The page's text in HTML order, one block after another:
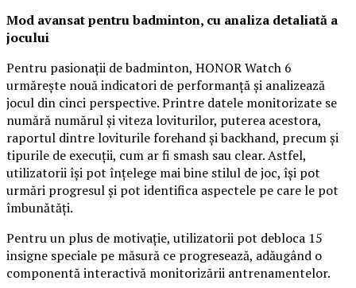
Mod avansat pentru badminton, cu analiza detaliată a
jocului
Pentru pasionații de badminton, HONOR Watch 6
urmărește nouă indicatori de performanță și analizează
jocul din cinci perspective. Printre datele monitorizate se
numără numărul și viteza loviturilor, puterea acestora,
raportul dintre loviturile forehand și backhand, precum și
tipurile de execuții, cum ar fi smash sau clear. Astfel,
utilizatorii își pot înțelege mai bine stilul de joc, își pot
urmări progresul și pot identifica aspectele pe care le pot
îmbunătăți.
Pentru un plus de motivație, utilizatorii pot debloca 15
insigne speciale pe măsură ce progresează, adăugând o
componentă interactivă monitorizării antrenamentelor.